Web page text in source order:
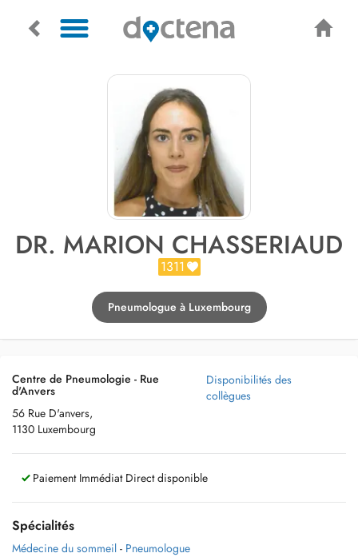
DR. MARION CHASSERIAUD
1311
Pneumologue à Luxembourg
Centre de Pneumologie - Rue
d'Anvers
56 Rue D'anvers,
1130 Luxembourg
Disponibilités des
collègues
Paiement Immédiat Direct disponible
Spécialités
Médecine du sommeil - Pneumologue